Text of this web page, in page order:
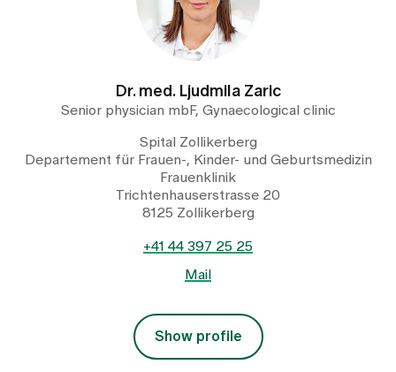
Dr. med. Ljudmila Zaric
Senior physician mbF, Gynaecological clinic
Spital Zollikerberg
Departement für Frauen-, Kinder- und Geburtsmedizin
Frauenklinik
Trichtenhauserstrasse 20
8125 Zollikerberg
+41 44 397 25 25
Mail
Show profile